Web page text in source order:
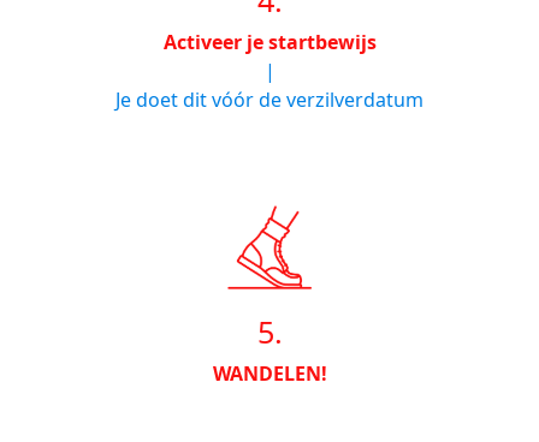
Activeer je startbewijs
|
Je doet dit vóór de verzilverdatum
5.
WANDELEN!